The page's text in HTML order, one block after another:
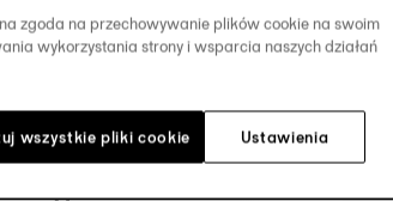
zgoda na przechowywanie plików cookie na swoim
wykorzystania strony i wsparcia naszych działań
Ustawienia
wszystkie pliki cookie